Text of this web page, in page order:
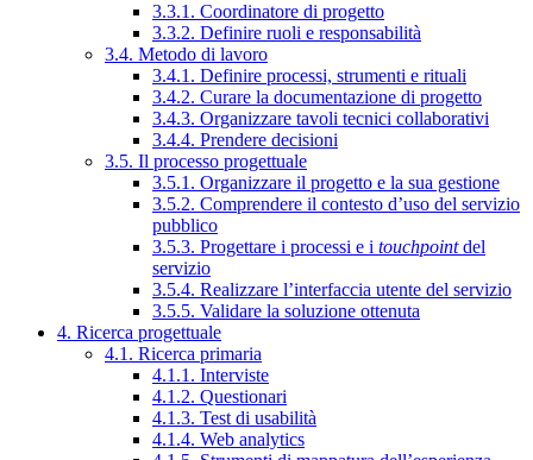
3.3.1. Coordinatore di progetto
3.3.2. Definire ruoli e responsabilità
3.4. Metodo di lavoro
3.4.1. Definire processi, strumenti e rituali
3.4.2. Curare la documentazione di progetto
3.4.3. Organizzare tavoli tecnici collaborativi
3.4.4. Prendere decisioni
3.5. Il processo progettuale
3.5.1. Organizzare il progetto e la sua gestione
3.5.2. Comprendere il contesto d’uso del servizio
pubblico
3.5.3. Progettare i processi e i touchpointdel
servizio
3.5.4. Realizzare l’interfaccia utente del servizio
3.5.5. Validare la soluzione ottenuta
4. Ricerca progettuale
4.1. Ricerca primaria
4.1.1. Interviste
4.1.2. Questionari
4.1.3. Test di usabilità
4.1.4. Web analytics